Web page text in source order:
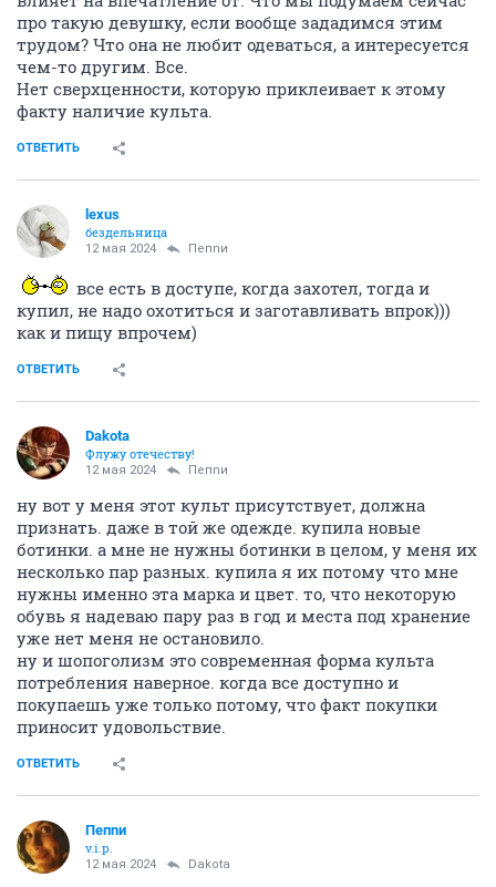
про такую девушку, если вообще зададимся этим
трудом? Что она не любит одеваться, а интересуется
чем-то другим. Все.
Нет сверхценности, которую приклеивает к этому
факту наличие культа.
ОТВЕТИТЬ
lexus
бездельница
12 мая 2024 Пепnи
все есть в доступе, когда захотел, тогда и
купил, не надо охотиться и заготавливать впрок)))
как и пищу впрочем)
ОТВЕТИТЬ
Dаkota
Флужу отечеству!
12 мая 2024 Пепnи
ну вот у меня этот культ присутствует, должна
признать. даже в той же одежде. купила новые
ботинки. а мне не нужны ботинки в целом, у меня их
несколько пар разных. купила я их потому что мне
нужны именно эта марка и цвет. то, что некоторую
обувь я надеваю пару раз в год и места под хранение
уже нет меня не остановило.
ну и шопоголизм это современная форма культа
потребления наверное. когда все доступно и
покупаешь уже только потому, что факт покупки
приносит удовольствие.
ОТВЕТИТЬ
Пепnи
v.i.p.
12 мая 2024 Dаkota